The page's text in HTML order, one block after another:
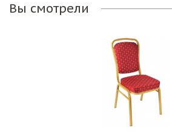
Вы смотрели